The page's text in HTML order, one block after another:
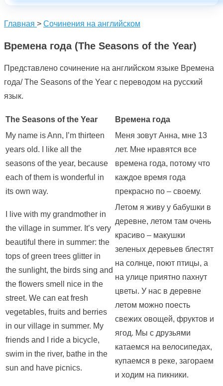
Главная > Сочинения на английском
Времена года (The Seasons of the Year)
Представлено сочинение на английском языке Времена
года/ The Seasons of the Year с переводом на русский
язык.
The Seasons of the Year
Времена года
My name is Ann, I’m thirteen
years old. I like all the
seasons of the year, because
each of them is wonderful in
its own way.
Меня зовут Анна, мне 13
лет. Мне нравятся все
времена года, потому что
каждое время года
прекрасно по – своему.
I live with my grandmother in
the village in summer. It’s very
beautiful there in summer: the
tops of green trees glitter in
the sunlight, the birds sing and
the flowers smell nice in the
street. We can eat fresh
vegetables, fruits and berries
in our village in summer. My
friends and I ride a bicycle,
swim in the river, bathe in the
sun and have picnics.
Летом я живу у бабушки в
деревне, летом там очень
красиво – макушки
зеленых деревьев блестят
на солнце, поют птицы, а
на улице приятно пахнут
цветы. У нас в деревне
летом можно поесть
свежих овощей, фруктов и
ягод. Мы с друзьями
катаемся на велосипедах,
купаемся в реке, загораем
и ходим на пикники.